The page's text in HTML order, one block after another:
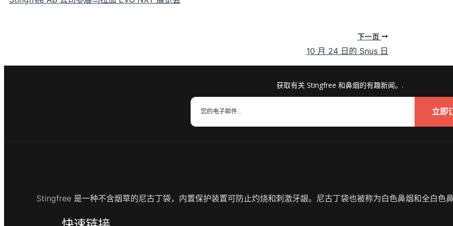
下一页
10 月 24 日的 Snus 日
获取有关 Stingfree 和鼻烟的有趣新闻。.
立即
Stingfree 是一种不含烟草的尼古丁袋，内置保护装置可防止灼烧和刺激牙龈。尼古丁袋也被称为白色鼻烟和全白色